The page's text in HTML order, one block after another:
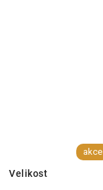
akce
Velikost